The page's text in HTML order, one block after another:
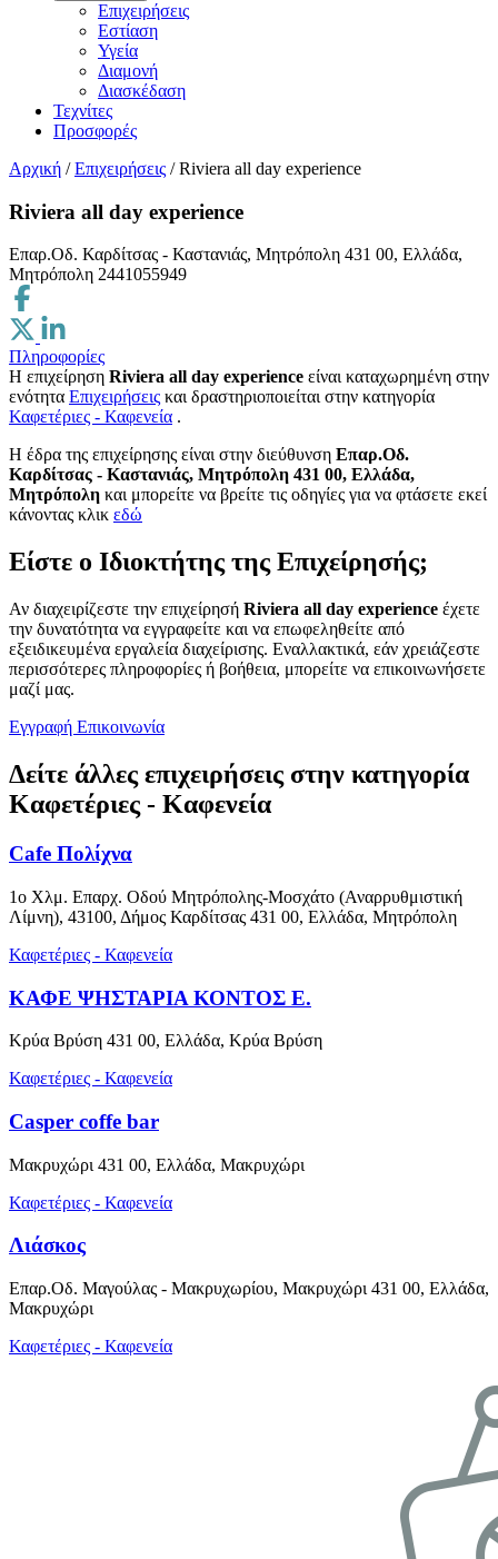
Επιχειρήσεις
Εστίαση
Υγεία
Διαμονή
Διασκέδαση
Τεχνίτες
Προσφορές
Αρχική / Επιχειρήσεις / Riviera all day experience
Riviera all day experience
Επαρ.Οδ. Καρδίτσας - Καστανιάς, Μητρόπολη 431 00, Ελλάδα,
Μητρόπολη 2441055949
Πληροφορίες
Η επιχείρηση Riviera all day experience είναι καταχωρημένη στην
ενότητα Επιχειρήσεις και δραστηριοποιείται στην κατηγορία
Καφετέριες - Καφενεία .
H έδρα της επιχείρησης είναι στην διεύθυνση Επαρ.Οδ.
Καρδίτσας - Καστανιάς, Μητρόπολη 431 00, Ελλάδα,
Μητρόπολη και μπορείτε να βρείτε τις οδηγίες για να φτάσετε εκεί
κάνοντας κλικ εδώ
Είστε ο Ιδιοκτήτης της Επιχείρησής;
Αν διαχειρίζεστε την επιχείρησή Riviera all day experience έχετε
την δυνατότητα να εγγραφείτε και να επωφεληθείτε από
εξειδικευμένα εργαλεία διαχείρισης. Εναλλακτικά, εάν χρειάζεστε
περισσότερες πληροφορίες ή βοήθεια, μπορείτε να επικοινωνήσετε
μαζί μας.
Εγγραφή Επικοινωνία
Δείτε άλλες επιχειρήσεις στην κατηγορία
Καφετέριες - Καφενεία
Cafe Πολίχνα
1ο Χλμ. Επαρχ. Οδού Μητρόπολης-Μοσχάτο (Αναρρυθμιστική
Λίμνη), 43100, Δήμος Καρδίτσας 431 00, Ελλάδα, Μητρόπολη
Καφετέριες - Καφενεία
ΚΑΦΕ ΨΗΣΤΑΡΙΑ ΚΟΝΤΟΣ Ε.
Κρύα Βρύση 431 00, Ελλάδα, Κρύα Βρύση
Καφετέριες - Καφενεία
Casper coffe bar
Μακρυχώρι 431 00, Ελλάδα, Μακρυχώρι
Καφετέριες - Καφενεία
Λιάσκος
Επαρ.Οδ. Μαγούλας - Μακρυχωρίου, Μακρυχώρι 431 00, Ελλάδα,
Μακρυχώρι
Καφετέριες - Καφενεία